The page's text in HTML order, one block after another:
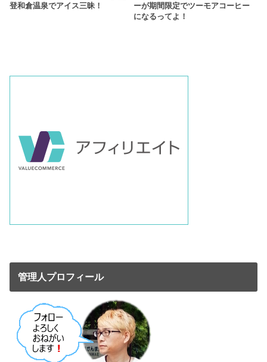
登和倉温泉でアイス三昧！
ーが期間限定でツーモアコーヒー
になるってよ！
管理人プロフィール